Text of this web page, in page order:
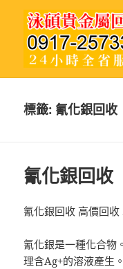
標籤: 氰化銀回收
氰化銀回收
氰化銀回收 高價回
氰化銀是一種化合物
理含Ag+的溶液產生